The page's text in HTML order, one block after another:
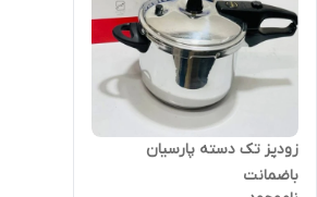
زودپز تک دسته پارسیان
باضمانت